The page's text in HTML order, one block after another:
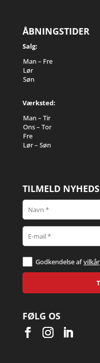
ÅBNINGSTIDER
Salg:
Man – Fre
Lør
Søn
Værksted:
Man – Tir
Ons – Tor
Fre
Lør – Søn
TILMELD
Godkendelse afvilkår
FØLG OS